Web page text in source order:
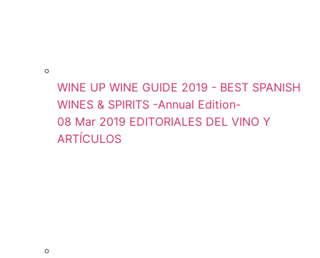
WINE UP WINE GUIDE 2019 - BEST SPANISH
WINES & SPIRITS -Annual Edition-
08 Mar 2019 EDITORIALES DEL VINO Y
ARTÍCULOS